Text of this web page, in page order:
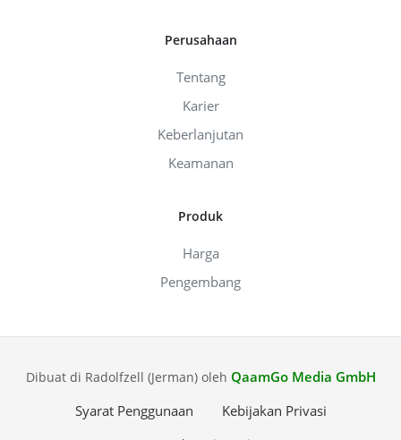
Perusahaan
Tentang
Karier
Keberlanjutan
Keamanan
Produk
Harga
Pengembang
Dibuat di Radolfzell (Jerman) oleh QaamGo Media GmbH
Syarat Penggunaan
Kebijakan Privasi